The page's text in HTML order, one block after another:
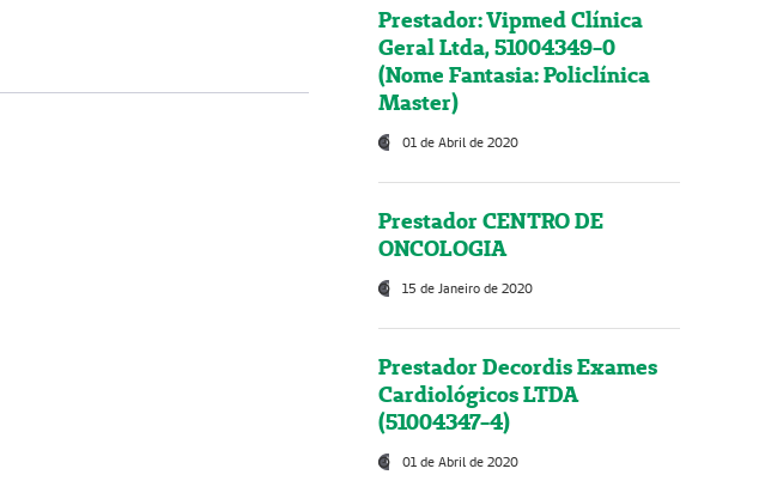
Prestador: Vipmed Clínica
Geral Ltda, 51004349-0
(Nome Fantasia: Policlínica
Master)
01 de Abril de 2020
Prestador CENTRO DE
ONCOLOGIA
15 de Janeiro de 2020
Prestador Decordis Exames
Cardiológicos LTDA
(51004347-4)
01 de Abril de 2020